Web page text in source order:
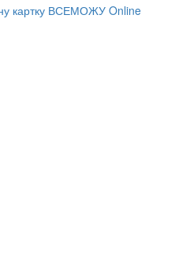
картку ВСЕМОЖУ Online